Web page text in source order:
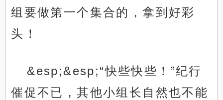
组要做第一个集合的，拿到好彩
头！
&esp;&esp;“快些快些！”纪行
催促不已，其他小组长自然也不能